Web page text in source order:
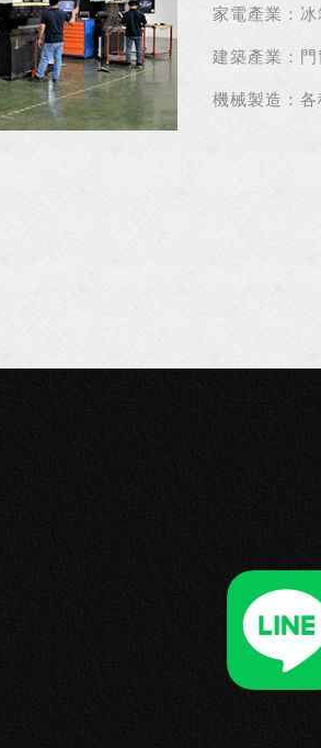
家電產業：
建築產業：
機械製造：